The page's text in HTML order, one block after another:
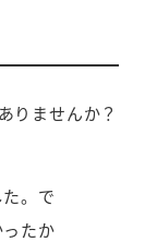
りませんか？
。で
たか